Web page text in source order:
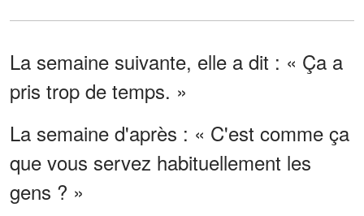
La semaine suivante, elle a dit : « Ça a
pris trop de temps. »
La semaine d'après : « C'est comme ça
que vous servez habituellement les
gens ? »